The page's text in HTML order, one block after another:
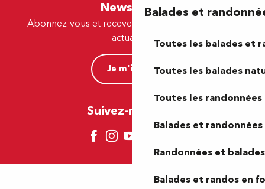
Balades et
Toutes les balades et
Toutes les balades
Toutes les randonnées
Balades et
Randonnées et
Balades et randos en
Newsletter
Abonnez-vous et recevez par e-mail nos offres et
actualités.
Je m'inscris
Suivez-nous ici !